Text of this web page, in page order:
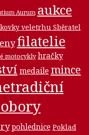
Aurum aukce
veletrhu Sběratel
filatelie
motocykly hračky
medaile mince
pohlednice Poklad